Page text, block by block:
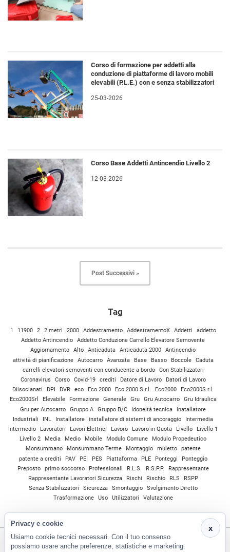
Corso di formazione per addetti alla
conduzione di piattaforme di lavoro mobili
elevabili (P.L.E.) con e senza stabilizzatori
25-03-2026
Corso Base Addetti Antincendio Livello 2
12-03-2026
Post Successivi »
Tag
1 11900 2 2 metri 2000 Addestramento AddestramentoX Addetti
addetto
Addetto Antincendio
Addetto Conduzione Carrello Elevatore Semovente
Aggiornamento
Alto Anticaduta Anticaduta 2000
Antincendio
attività di pianificazione
Autocarro Avanzata Base Basso Boccole
Caduta
carrelli elevatori semoventi con conducente a bordo
Con Stabilizzatori
Coronavirus
Corso Covid-19 crediti Datore di Lavoro
Datori di Lavoro
Diisocianati
DPI DVR eco Eco 2000 Eco 2000 S.r.l. Eco2000
Eco2000S.r.l.
Eco2000Srl
Elevabile Formazione Generale Gru Gru Autocarro
Gru Idraulica
Gru per Autocarro
Gruppo A Gruppo B/C Idoneità tecnica
inatallatore
Industriali
INL Installatore installatore di sistemi di ancoraggio
Intermedia
Intermedio
Lavoratori Lavori Elettrici Lavoro Lavoro in Quota Livello
Livello 1
Livello 2
Media Medio Mobile Modulo Comune
Modulo Propedeutico
Monsummano
Monsummano Terme Montaggio muletto
patente
patente a crediti
PAV PEI PES Piattaforma PLE Ponteggi
Ponteggio
Preposto
primo soccorso Professionali R.L.S. R.S.P.P.
Rappresentante
Rappresentante Lavoratori Sicurezza
Rischi Rischio RLS
RSPP
Senza Stabilizzatori
Sicurezza Smontaggio
Svolgimento Diretto
Trasformazione
Uso Utilizzatori Valutazione
x
Privacy e cookie
Usiamo cookie tecnici necessari. Con il tuo consenso
possiamo usare anche preferenze, statistiche e marketing.